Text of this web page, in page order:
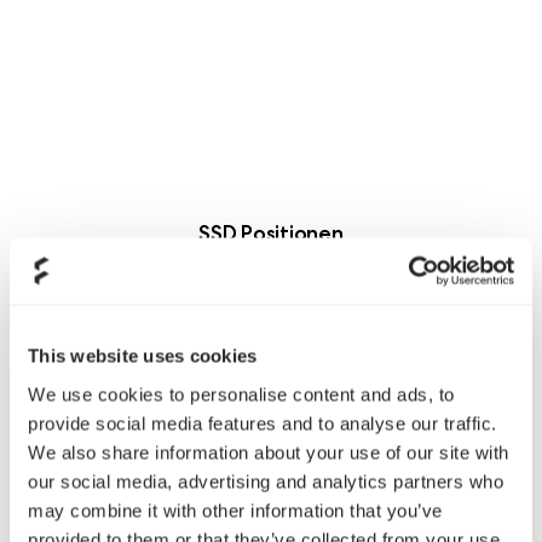
This website uses cookies
We use cookies to personalise content and ads, to
provide social media features and to analyse our traffic.
We also share information about your use of our site with
our social media, advertising and analytics partners who
may combine it with other information that you’ve
SSD Positionen
Zahlreiche Möglichkeiten für dein persönliches Set-up aus